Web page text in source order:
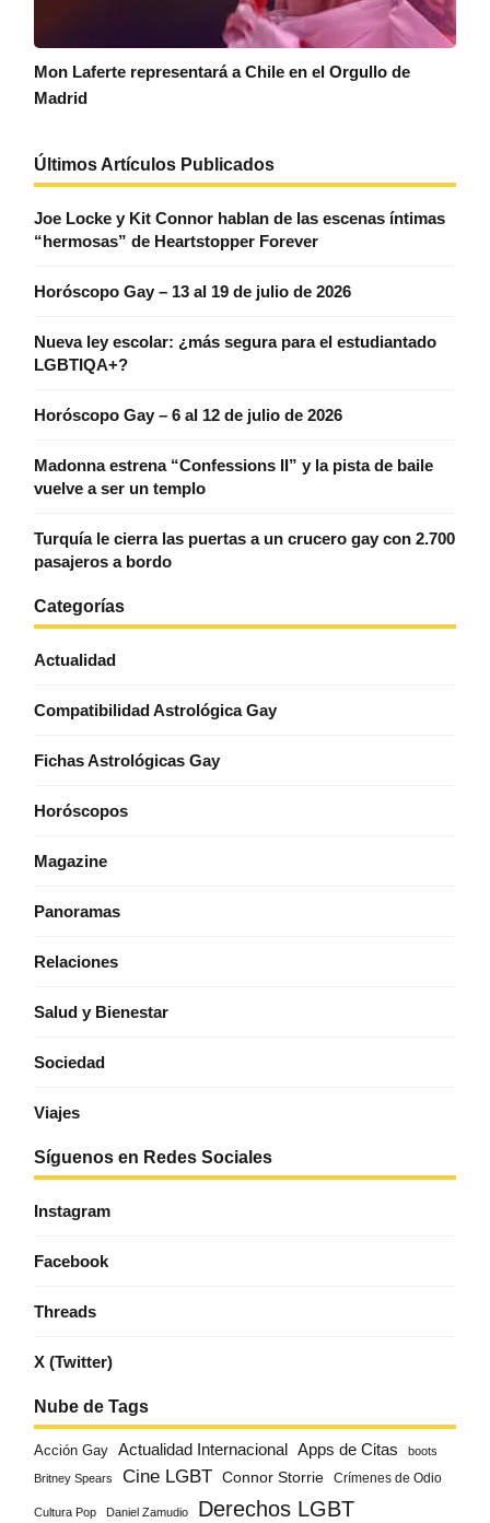
Mon Laferte representará a Chile en el Orgullo de
Madrid
Últimos Artículos Publicados
Joe Locke y Kit Connor hablan de las escenas íntimas
“hermosas” de Heartstopper Forever
Horóscopo Gay – 13 al 19 de julio de 2026
Nueva ley escolar: ¿más segura para el estudiantado
LGBTIQA+?
Horóscopo Gay – 6 al 12 de julio de 2026
Madonna estrena “Confessions II” y la pista de baile
vuelve a ser un templo
Turquía le cierra las puertas a un crucero gay con 2.700
pasajeros a bordo
Categorías
Actualidad
Compatibilidad Astrológica Gay
Fichas Astrológicas Gay
Horóscopos
Magazine
Panoramas
Relaciones
Salud y Bienestar
Sociedad
Viajes
Síguenos en Redes Sociales
Instagram
Facebook
Threads
X (Twitter)
Nube de Tags
Acción Gay Actualidad Internacional Apps de Citas boots
Britney Spears Cine LGBT Connor Storrie Crímenes de Odio
Cultura Pop Daniel Zamudio Derechos LGBT